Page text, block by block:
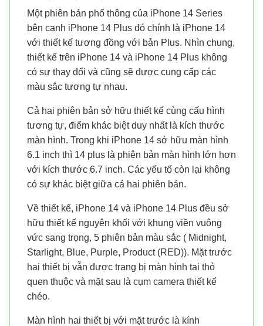
Một phiên bản phổ thông của iPhone 14 Series
bên cạnh iPhone 14 Plus đó chính là iPhone 14
với thiết kế tương đồng với bản Plus. Nhìn chung,
thiết kế trên iPhone 14 và iPhone 14 Plus không
có sự thay đổi và cũng sẽ được cung cấp các
màu sắc tương tự nhau.
Cả hai phiên bản sở hữu thiết kế cùng cấu hình
tương tự, điểm khác biệt duy nhất là kích thước
màn hình. Trong khi iPhone 14 sở hữu màn hình
6.1 inch thì 14 plus là phiên bản màn hình lớn hơn
với kích thước 6.7 inch. Các yếu tố còn lại không
có sự khác biệt giữa cả hai phiên bản.
Về thiết kế, iPhone 14 và iPhone 14 Plus đều sở
hữu thiết kế nguyên khối với khung viền vuông
vức sang trọng, 5 phiên bản màu sắc ( Midnight,
Starlight, Blue, Purple, Product (RED)). Mặt trước
hai thiết bị vẫn được trang bị màn hình tai thỏ
quen thuộc và mặt sau là cụm camera thiết kế
chéo.
Màn hình hai thiết bị với mặt trước là kính